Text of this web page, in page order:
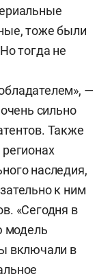
тоже были
тогда не
—
сильно
Также
наследия,
к ним
«Сегодня в
модель
включали в